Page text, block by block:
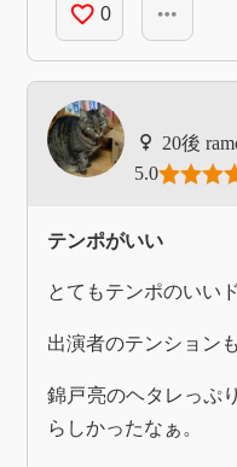
favorite_border 0 more_horiz
5.0
テンポがいい
とてもテンポのいい
出演者のテンション
錦戸亮のヘタレっぷ
らしかったなぁ。